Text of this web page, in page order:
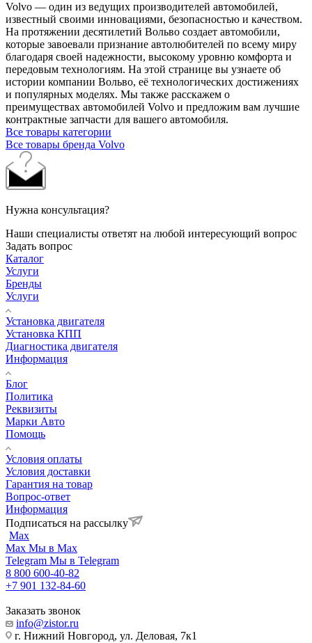
Volvo — один из ведущих производителей автомобилей,
известный своими инновациями, безопасностью и качеством.
На протяжении десятилетий Вольво создает автомобили,
которые завоевали признание автолюбителей по всему миру
благодаря своей надежности, высокому уровню комфорта и
передовым технологиям. На этой странице вы узнаете об
истории компании Вольво, её технологических достижениях
и популярных моделях. Мы также расскажем о
преимуществах автомобилей Volvo и предложим вам лучшие
контрактные запчасти для вашего автомобиля.
Все товары категории
Все товары бренда Volvo
Нужна консультация?
Наши специалисты ответят на любой интересующий вопрос
Задать вопрос
Каталог
Услуги
Бренды
Услуги
Установка двигателя
Установка КПП
Диагностика двигателя
Информация
Блог
Политика
Реквизиты
Марки Авто
Помощь
Условия оплаты
Условия доставки
Гарантия на товар
Вопрос-ответ
Информация
Подписаться на рассылку
Max
Max Мы в Max
Telegram Мы в Telegram
8 800 600-40-82
+7 901 132-84-60
Заказать звонок
info@zistor.ru
г. Нижний Новгород, ул. Деловая, 7к1